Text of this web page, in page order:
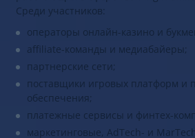
Среди участников:
операторы онлайн-казино и
affiliate-команды и медиабайеры;
партнерские сети;
поставщики игровых платформ и
обеспечения;
платежные сервисы и финтех-
маркетинговые, AdTech- и